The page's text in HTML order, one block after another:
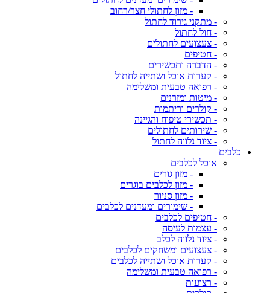
- מזון לחתולי חצר/רחוב
- מתקני גירוד לחתול
- חול לחתול
- צעצועים לחתולים
- חטיפים
- הדברה ותכשירים
- קערות אוכל ושתייה לחתול
- רפואה טבעית ומשלימה
- מיטות ומזרנים
- קולרים וריתמות
- תכשירי טיפוח והגיינה
- שירותים לחתולים
- ציוד נלווה לחתול
כלבים
אוכל לכלבים
- מזון גורים
- מזון לכלבים בוגרים
- מזון סניור
- שימורים ומעדנים לכלבים
- חטיפים לכלבים
- עצמות לעיסה
- ציוד נלווה לכלב
- צעצועים ומשחקים לכלבים
- קערות אוכל ושתייה לכלבים
- רפואה טבעית ומשלימה
- רצועות